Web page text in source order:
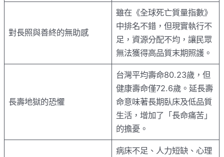
對長照與善終的無助感
雖在《全球死亡質量指數》
中排名不錯，但現實執行不
足，資源分配不均，讓民眾
無法獲得高品質末期照護。
長壽地獄的恐懼
台灣平均壽命80.23歲，但
健康壽命僅72.6歲。延長壽
命意味著長期臥床及低品質
生活，增加了「長命痛苦」
的擔憂。
病床不足、人力短缺、心理